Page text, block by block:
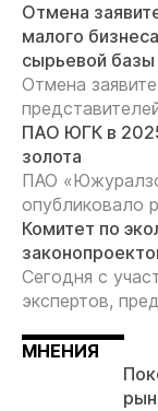
Отмена
малого
сырьевой базы
Отмена
ПАО ЮГК в
золота
ПАО
опубликовало
Комитет по
Сегодня с
экспертов,
МНЕНИЯ